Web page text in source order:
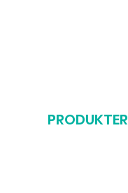
PRODUKTER